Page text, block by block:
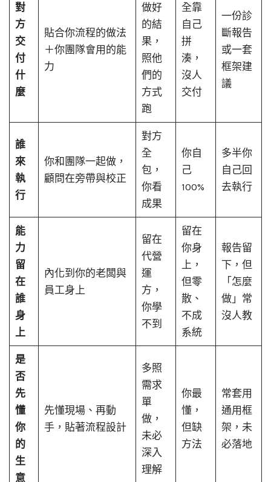
對
方
交
付
什
麼
貼合你流程的做法
＋你團隊會用的能
力
做好
的結
果，
照他
們的
方式
跑
全靠
自己
拼
湊，
沒人
交付
一份診
斷報告
或一套
框架建
議
誰
來
執
行
你和團隊一起做，
顧問在旁帶與校正
對方
全
包，
你看
成果
你自
己
100%
多半你
自己回
去執行
能
力
留
在
誰
身
上
內化到你的老闆與
員工身上
留在
代營
運
方，
你學
不到
留在
你身
上，
但零
散、
不成
系統
報告留
下，但
「怎麼
做」常
沒人教
是
否
先
懂
你
的
生
意
先懂現場、再動
手，貼著流程設計
多照
需求
單
做，
未必
深入
理解
你最
懂，
但缺
方法
常套用
通用框
架，未
必落地